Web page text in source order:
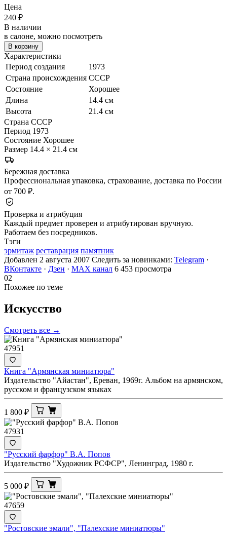
Цена
240 ₽
В наличии
в салоне, можно посмотреть
В корзину
Характеристики
Период создания
1973
Страна происхождения СССР
Состояние
Хорошее
Длина
14.4 см
Высота
21.4 см
Страна СССР
Период 1973
Состояние Хорошее
Размер 14.4 × 21.4 см
Бережная доставка
Профессиональная упаковка, страхование, доставка по России
от 700 ₽.
Проверка и атрибуция
Каждый предмет проверен и атрибутирован вручную.
Работаем без посредников.
Тэги
эрмитаж реставрация памятник
Добавлен 2 августа 2007 Следить за новинками: Telegram ·
ВКонтакте · Дзен · MAX канал 6 453 просмотра
02
Похожее по теме
Искусство
Смотреть все →
47951
Книга "Армянская миниатюра"
Издательство "Айастан", Ереван, 1969г. Альбом на армянском,
русском и французском языках
1 800 ₽
47931
"Русский фарфор" В.А. Попов
Издательство "Художник РСФСР", Ленинград, 1980 г.
5 000 ₽
47659
"Ростовские эмали", "Палехские миниатюры"